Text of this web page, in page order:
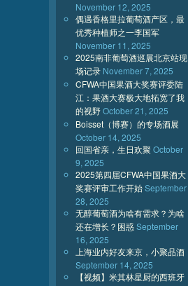
November 12, 2025
偶遇香格里拉葡萄酒产区，最
优秀种植师之一李国军
November 11, 2025
2025南非葡萄酒巡展北京站现
场记录 November 7, 2025
CFWA中国果酒大奖赛评委陆
江：果酒大赛极大地拓宽了我
的视野October 21, 2025
Boisset（博赛）的专场酒展
October 14, 2025
回国省亲，生日欢聚 October
9, 2025
2025第四届CFWA中国果酒大
奖赛评审工作开始September
28, 2025
无醇葡萄酒为啥有需求？为啥
还在增长？困惑September
16, 2025
上海业内好友来京，小聚品酒
September 14, 2025
【视频】米其林星厨的西班牙